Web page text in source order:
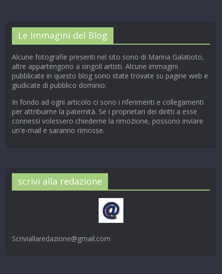
Le Immagini del Blog
Alcune fotografie presenti nel sito sono di Marina Galatioto,
altre appartengono a singoli artisti. Alcune immagini
pubblicate in questo blog sono state trovate su pagine web e
giudicate di pubblico dominio.
In fondo ad ogni articolo ci sono i riferimenti e collegamenti
per attribuirne la paternità. Se i proprietari dei diritti a esse
connessi volessero chiederne la rimozione, possono inviare
un'e-mail e saranno rimosse.
scrivi alla redazione
Scriviallaredazione@gmail.com